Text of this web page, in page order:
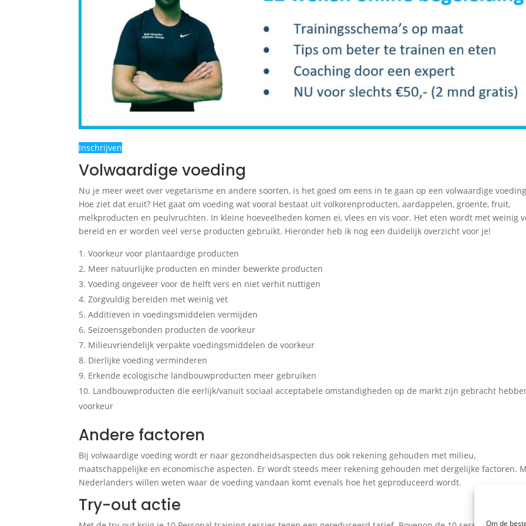
Om de
Inschrijven
Volwaardige voeding
Nu je meer weet over vegetarisme en andere soorten, is het goed om eens in te gaan op een volwaardige
Hoe ziet dat eruit? Het gaat om voeding wat vooral bestaat uit volkorenproducten, aardappelen, groente, fruit,
melkproducten en peulvruchten. In kleine hoeveelheden komen ei, vlees en vis voor. Het eten wordt met weinig
bereid en er worden veel verse producten gebruikt. Hieronder heb ik nog een duidelijk overzicht voor je!
Voorkeur voor plantaardige producten
Meer natuurlijke producten en minder bewerkte producten
Voeding ongeveer voor de helft vers en niet verhit nuttigen
Zorgvuldig bereiden met weinig vet
Additieven in voedingsmiddelen vermijden
Seizoensgebonden producten de voorkeur
Milieuvriendelijk verpakte voedingsmiddelen de voorkeur
Dierlijke voeding verminderen
Erkende ecologische landbouwproducten meer gebruiken
Landbouwproducten die eerlijk/vanuit sociaal acceptabele omstandigheden op de markt zijn gebracht
voorkeur
Andere factoren
Bij volwaardige voeding wordt er naar gezondheidsaspecten dus ook rekening gehouden met milieu,
maatschappelijke en economische aspecten. Er wordt steeds meer rekening gehouden met dergelijke factoren.
Nederlanders willen weten waar de voeding vandaan komt evenals hoe het geproduceerd wordt.
Try-out actie